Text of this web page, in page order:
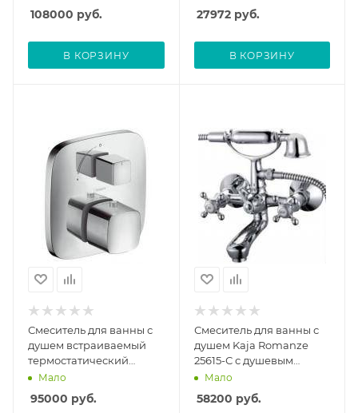
108000 руб.
В КОРЗИНУ
27972руб.
В КОРЗИНУ
Смеситель для ванны с
душем встраиваемый
термостатический
Hansgrohe PuraVida
15775000 без скрытой
части
Мало
95000 руб.
Смеситель для ванны с
душем Kaja Romanze
25615-С с душевым
гарнитуром
Мало
58200 руб.